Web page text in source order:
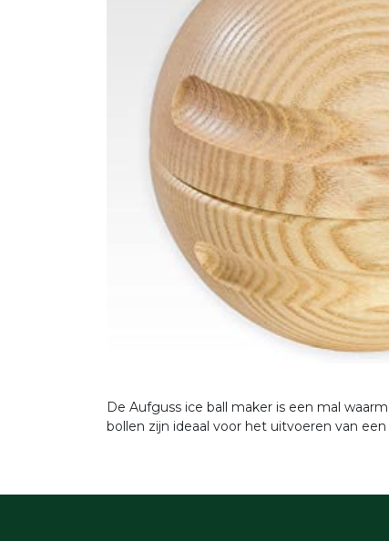
De Aufguss ice ball maker is een mal
bollen zijn ideaal voor het uitvoeren van